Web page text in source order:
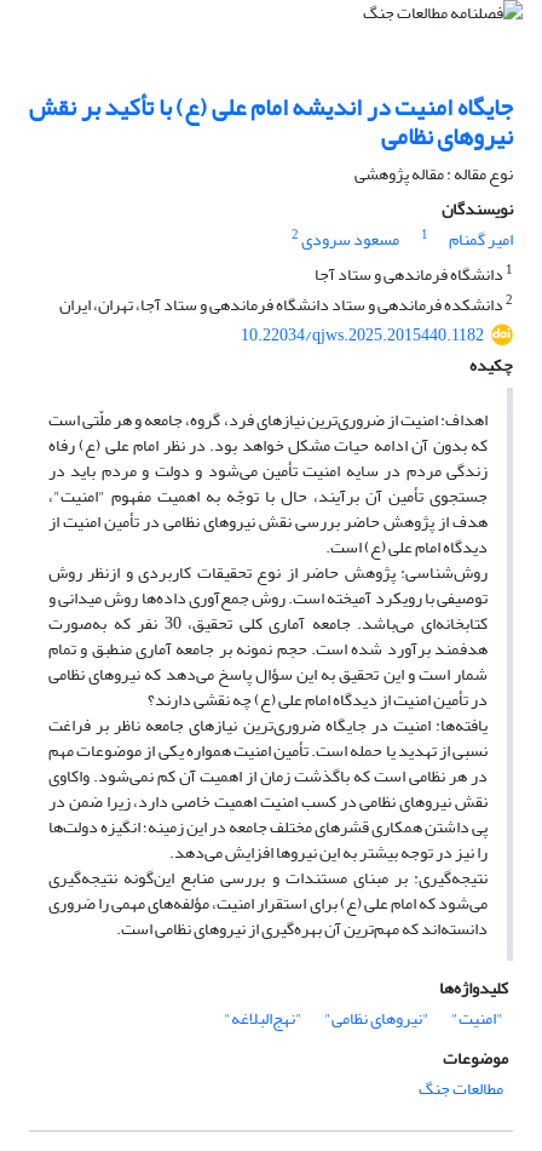
جایگاه امنیت در اندیشه امام علی (ع) با تأکید بر نقش
نیروهای نظامی
نوع مقاله : مقاله پژوهشی
نویسندگان
امیر گمنام
1 مسعود سرودی2
1 دانشگاه فرماندهی و ستاد آجا
2دانشکده فرماندهی و ستاد دانشگاه فرماندهی و ستاد آجا، تهران، ایران
10.22034/qjws.2025.2015440.1182
چکیده
اهداف: امنیت از ضروری‌ترین نیاز‌های فرد، گروه، جامعه و هر ملّتی است
که بدون آن ادامه حیات مشکل خواهد بود. در نظر امام علی (ع) رفاه
زندگی مردم در سایه امنیت تأمین می‌شود و دولت و مردم باید در
جستجوی تأمین آن برآیند، حال با توجّه به اهمیت مفهوم "امنیت"،
هدف از پژوهش حاضر بررسی نقش نیروهای نظامی در تأمین امنیت از
دیدگاه امام علی (ع) است.
روش‌شناسی: پژوهش حاضر از نوع تحقیقات کاربردی و ازنظر روش
توصیفی با رویکرد آمیخته است. روش جمع‌آوری داده‌ها روش میدانی و
کتابخانه‌ای می‌باشد. جامعه آماری کلی تحقیق، 30 نفر که به‌صورت
هدفمند برآورد شده است. حجم نمونه بر جامعه آماری منطبق و تمام
شمار است و این تحقیق به این سؤال پاسخ می‌دهد که نیروهای نظامی
در تأمین امنیت از دیدگاه امام علی (ع) چه نقشی دارند؟
یافته‌ها: امنیت در جایگاه ضروری‌ترین نیازهای جامعه ناظر بر فراغت
نسبی از تهدید یا حمله است. تأمین امنیت همواره یکی از موضوعات مهم
در هر نظامی است که باگذشت زمان از اهمیت آن کم نمی‌شود. واکاوی
نقش نیروهای نظامی در کسب امنیت اهمیت خاصی دارد، زیرا ضمن در
پی داشتن همکاری قشرهای مختلف جامعه در این زمینه؛ انگیزه دولت‌ها
را نیز در توجه بیشتر به این نیروها افزایش می‌دهد.
نتیجه‌گیری: بر مبنای مستندات و بررسی منابع این‌گونه نتیجه‌گیری
می‌شود که امام علی (ع) برای استقرار امنیت، مؤلفه‌های مهمی را ضروری
دانسته‌اند که مهم‌ترین آن بهره‌گیری از نیروهای نظامی است.
کلیدواژه‌ها
"امنیت"
"نیروهای نظامی"
"نهج‌البلاغه"
موضوعات
مطالعات جنگ